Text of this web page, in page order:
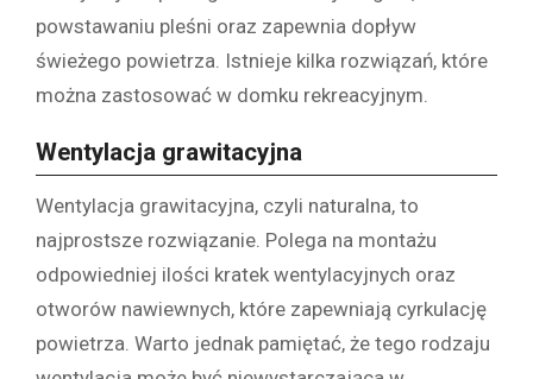
powstawaniu pleśni oraz zapewnia dopływ
świeżego powietrza. Istnieje kilka rozwiązań, które
można zastosować w domku rekreacyjnym.
Wentylacja grawitacyjna
Wentylacja grawitacyjna, czyli naturalna, to
najprostsze rozwiązanie. Polega na montażu
odpowiedniej ilości kratek wentylacyjnych oraz
otworów nawiewnych, które zapewniają cyrkulację
powietrza. Warto jednak pamiętać, że tego rodzaju